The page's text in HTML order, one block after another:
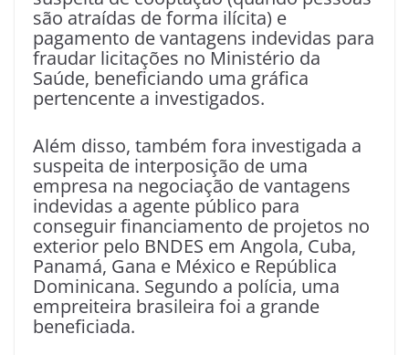
são atraídas de forma ilícita) e
pagamento de vantagens indevidas para
fraudar licitações no Ministério da
Saúde, beneficiando uma gráfica
pertencente a investigados.
Além disso, também fora investigada a
suspeita de interposição de uma
empresa na negociação de vantagens
indevidas a agente público para
conseguir financiamento de projetos no
exterior pelo BNDES em Angola, Cuba,
Panamá, Gana e México e República
Dominicana. Segundo a polícia, uma
empreiteira brasileira foi a grande
beneficiada.